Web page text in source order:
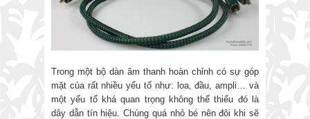
Trong một bộ dàn âm thanh hoàn chỉnh có sự góp
mặt của rất nhiều yếu tố như: loa, đầu, ampli… và
một yếu tố khá quan trọng không thể thiếu đó là
dây dẫn tín hiệu. Chúng quá nhỏ bé nên đôi khi sẽ